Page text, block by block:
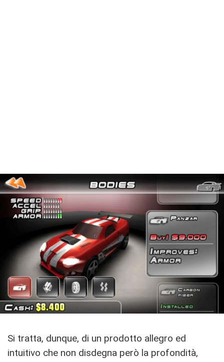
Si tratta, dunque, di un prodotto allegro ed
intuitivo che non disdegna però la profondità,